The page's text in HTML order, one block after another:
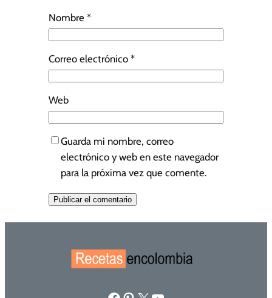
Nombre *
Correo electrónico *
Web
Guarda mi nombre, correo
electrónico y web en este navegador
para la próxima vez que comente.